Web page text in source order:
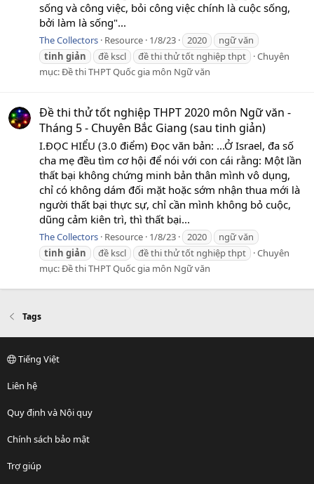
sống và công việc, bỏi công việc chính là cuộc sống,
bởi làm là sống"...
The Collectors Resource 1/8/23 2020
ngữ văn
tinh giản đề kscl đề thi thử tốt nghiệp thpt
Chuyên
mục:Đề thi THPT Quốc gia môn Ngữ văn
Đề thi thử tốt nghiệp THPT 2020 môn Ngữ văn -
Tháng 5 - Chuyên Bắc Giang (sau tinh giản)
I.ĐỌC HIỂU (3.0 điểm) Đọc văn bản: ...Ở Israel, đa số
cha mẹ đều tìm cơ hội để nói với con cái rằng: Một lần
thất bại không chứng minh bản thân mình vô dụng,
chỉ có không dám đối mặt hoặc sớm nhận thua mới là
người thất bại thực sự, chỉ cần mình không bỏ cuộc,
dũng cảm kiên trì, thì thất bại...
The Collectors Resource 1/8/23 2020
ngữ văn
tinh giản đề kscl đề thi thử tốt nghiệp thpt
Chuyên
mục:Đề thi THPT Quốc gia môn Ngữ văn
Tags
Tiếng Việt
Liên hệ
Quy định và Nội quy
Chính sách bảo mật
Trợ giúp